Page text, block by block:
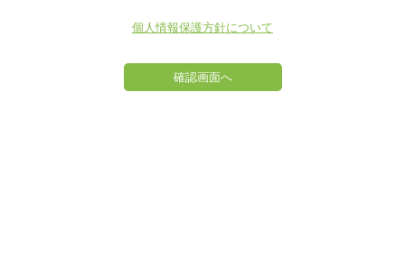
個人情報保護方針について